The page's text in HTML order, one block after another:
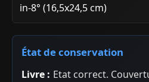
in-8° (16,5x24,5 cm)
État de conservation
Livre : Etat correct.